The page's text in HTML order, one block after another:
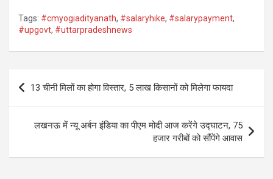
Tags: #cmyogiadityanath, #salaryhike, #salarypayment,
#upgovt, #uttarpradeshnews
Post
navigation
13 चीनी मिलों का होगा विस्‍तार, 5 लाख किसानों को मिलेगा फायदा
लखनऊ में न्यू अर्बन इंडिया का पीएम मोदी आज करेंगे उद्घाटन, 75
हजार गरीबों को सौंपेंगे आवास